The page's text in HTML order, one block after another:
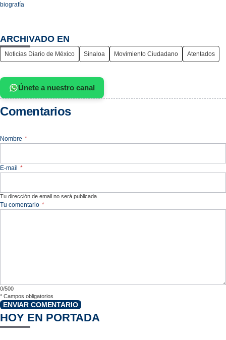
biografía
ARCHIVADO EN
Noticias Diario de México Sinaloa Movimiento Ciudadano Atentados
Únete a nuestro canal
Comentarios
Nombre *
E-mail *
Tu dirección de email no será publicada.
Tu comentario *
0/500
* Campos obligatorios
ENVIAR COMENTARIO
HOY EN PORTADA